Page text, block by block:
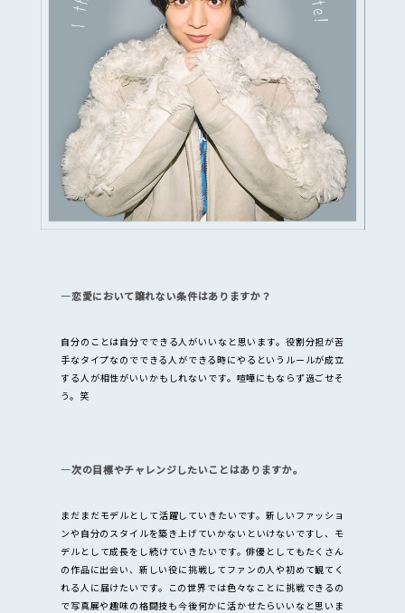
―恋愛において譲れない条件はありますか？
自分のことは自分でできる人がいいなと思います。役割分担が苦
手なタイプなのでできる人ができる時にやるというルールが成立
する人が相性がいいかもしれないです。喧嘩にもならず過ごせそ
う。笑
―次の目標やチャレンジしたいことはありますか。
まだまだモデルとして活躍していきたいです。新しいファッショ
ンや自分のスタイルを築き上げていかないといけないですし、モ
デルとして成長をし続けていきたいです。俳優としてもたくさん
の作品に出会い、新しい役に挑戦してファンの人や初めて観てく
れる人に届けたいです。この世界では色々なことに挑戦できるの
で写真展や趣味の格闘技も今後何かに活かせたらいいなと思いま